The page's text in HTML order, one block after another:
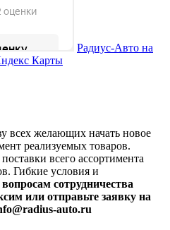
Радиус-Авто на
Карты
всех желающих начать новое
реализуемых товаров.
всего ассортимента
Гибкие условия и
сотрудничества
или отправьте заявку на
auto.ru